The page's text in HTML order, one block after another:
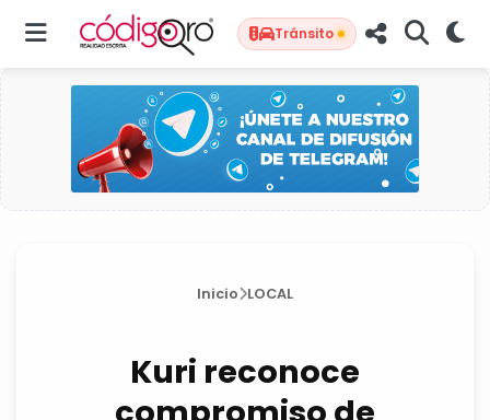
Tránsito
Inicio LOCAL
Kuri reconoce